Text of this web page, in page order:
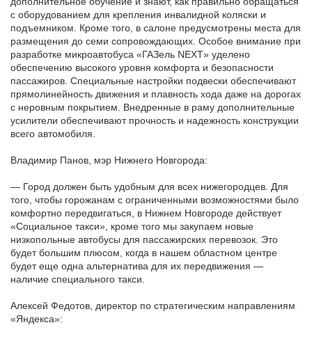
График работы сервис: ПН-СБ с 8.30 до 20.00
с оборудованием для крепления инвалидной коляски и
подъемником. Кроме того, в салоне предусмотрены места для
размещения до семи сопровождающих. Особое внимание при
разработке микроавтобуса «ГАЗель NEXT» уделено
обеспечению высокого уровня комфорта и безопасности
пассажиров. Специальные настройки подвески обеспечивают
прямолинейность движения и плавность хода даже на дорогах
с неровным покрытием. Внедренные в раму дополнительные
усилители обеспечивают прочность и надежность конструкции
всего автомобиля.
Владимир Панов, мэр Нижнего Новгорода:
— Город должен быть удобным для всех нижегородцев. Для
того, чтобы горожанам с ограниченными возможностями было
комфортно передвигаться, в Нижнем Новгороде действует
«Социальное такси», кроме того мы закупаем новые
низкопольные автобусы для пассажирских перевозок. Это
будет большим плюсом, когда в нашем областном центре
будет еще одна альтернатива для их передвижения —
наличие специального такси.
Алексей Федотов, директор по стратегическим направлениям
«Яндекса»: